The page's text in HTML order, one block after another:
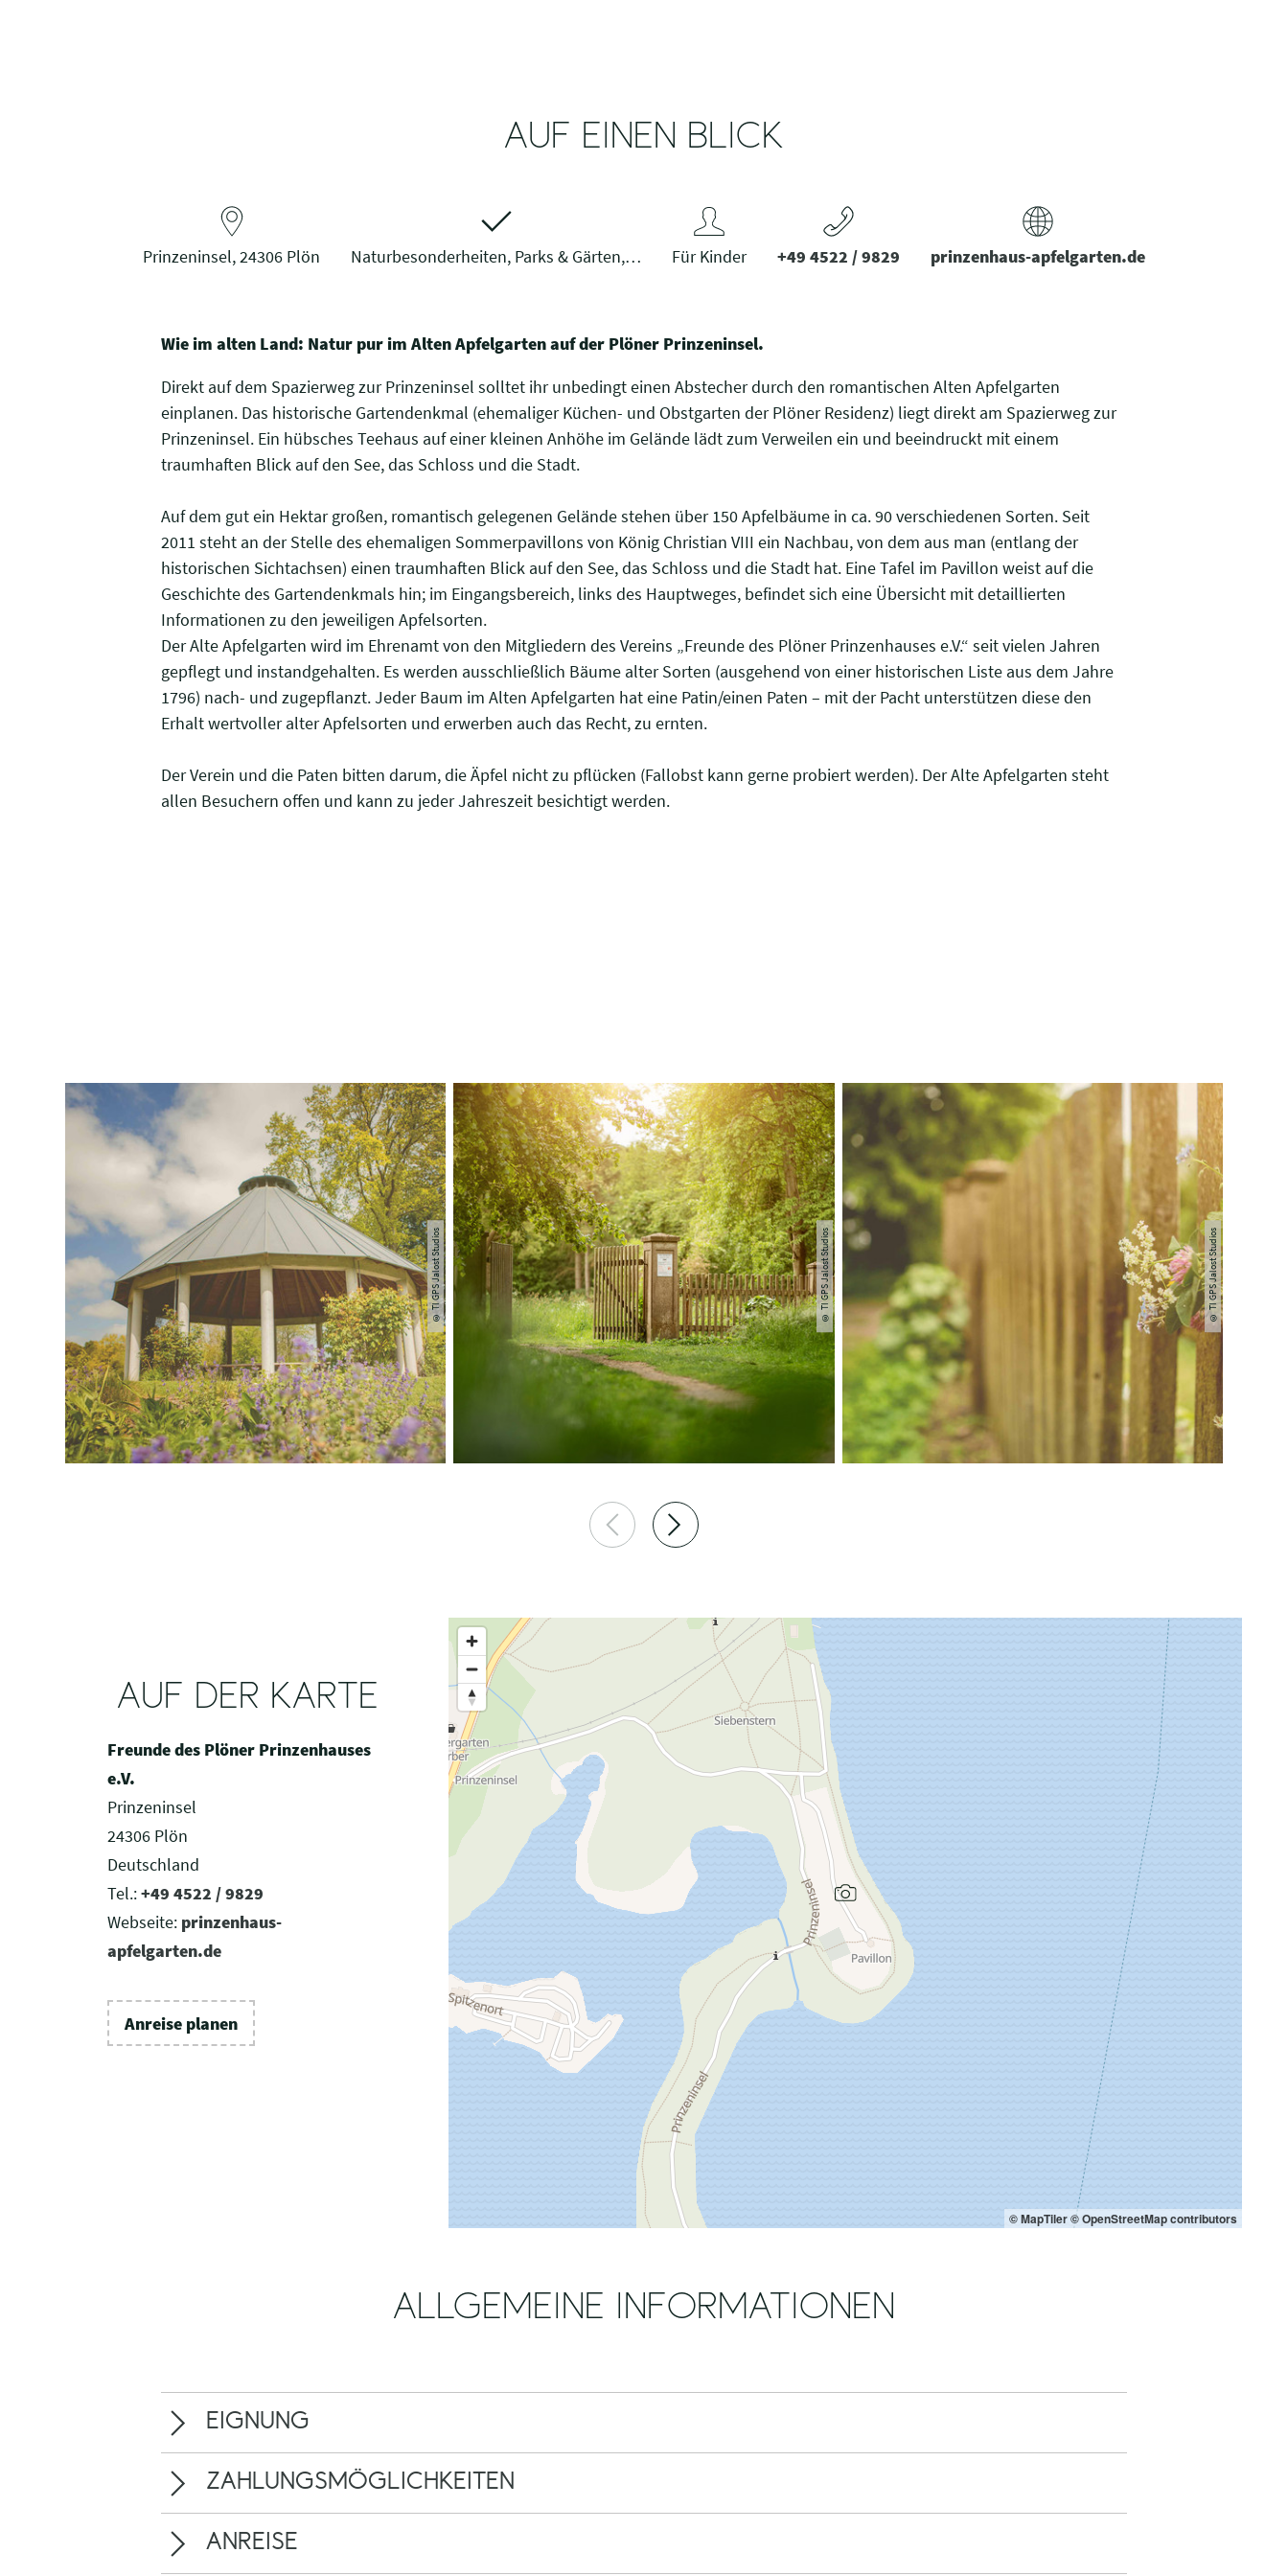
AUF EINEN BLICK
Prinzeninsel, 24306 Plön Naturbesonderheiten, Parks & Gärten,… Für Kinder +49 4522 / 9829 prinzenhaus-apfelgarten.de
Wie im alten Land: Natur pur im Alten Apfelgarten auf der Plöner Prinzeninsel.
Direkt auf dem Spazierweg zur Prinzeninsel solltet ihr unbedingt einen Abstecher durch den romantischen Alten Apfelgarten
einplanen. Das historische Gartendenkmal (ehemaliger Küchen- und Obstgarten der Plöner Residenz) liegt direkt am Spazierweg zur
Prinzeninsel. Ein hübsches Teehaus auf einer kleinen Anhöhe im Gelände lädt zum Verweilen ein und beeindruckt mit einem
traumhaften Blick auf den See, das Schloss und die Stadt.
Auf dem gut ein Hektar großen, romantisch gelegenen Gelände stehen über 150 Apfelbäume in ca. 90 verschiedenen Sorten. Seit
2011 steht an der Stelle des ehemaligen Sommerpavillons von König Christian VIII ein Nachbau, von dem aus man (entlang der
historischen Sichtachsen) einen traumhaften Blick auf den See, das Schloss und die Stadt hat. Eine Tafel im Pavillon weist auf die
Geschichte des Gartendenkmals hin; im Eingangsbereich, links des Hauptweges, befindet sich eine Übersicht mit detaillierten
Informationen zu den jeweiligen Apfelsorten.
Der Alte Apfelgarten wird im Ehrenamt von den Mitgliedern des Vereins „Freunde des Plöner Prinzenhauses e.V.“ seit vielen Jahren
gepflegt und instandgehalten. Es werden ausschließlich Bäume alter Sorten (ausgehend von einer historischen Liste aus dem Jahre
1796) nach- und zugepflanzt. Jeder Baum im Alten Apfelgarten hat eine Patin/einen Paten – mit der Pacht unterstützen diese den
Erhalt wertvoller alter Apfelsorten und erwerben auch das Recht, zu ernten.
Der Verein und die Paten bitten darum, die Äpfel nicht zu pflücken (Fallobst kann gerne probiert werden). Der Alte Apfelgarten steht
allen Besuchern offen und kann zu jeder Jahreszeit besichtigt werden.
© TI GPS Jalost Studios © TI GPS Jalost Studios © TI GPS Jalost Studios
AUF DER KARTE
Freunde des Plöner Prinzenhauses
e.V.
Prinzeninsel
24306 Plön
Deutschland
Tel.:+49 4522 / 9829
Webseite: prinzenhaus-
apfelgarten.de
Anreise planen
© MapTiler© OpenStreetMap contributors
ALLGEMEINE INFORMATIONEN
EIGNUNG
ZAHLUNGSMÖGLICHKEITEN
ANREISE